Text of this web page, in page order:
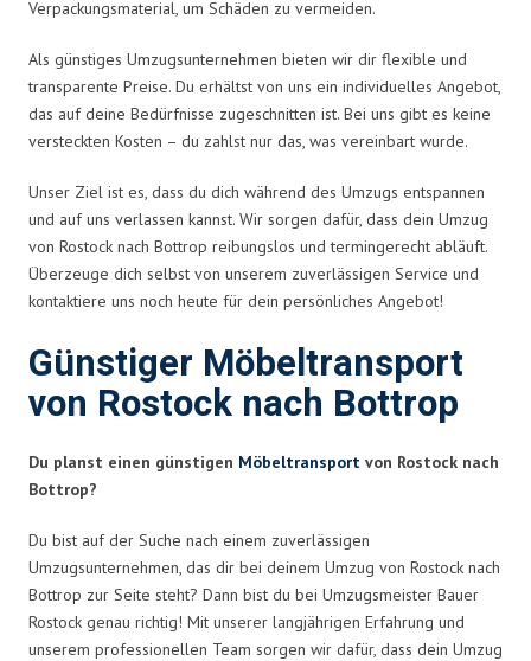
Verpackungsmaterial, um Schäden zu vermeiden.
Als günstiges Umzugsunternehmen bieten wir dir flexible und
transparente Preise. Du erhältst von uns ein individuelles Angebot,
das auf deine Bedürfnisse zugeschnitten ist. Bei uns gibt es keine
versteckten Kosten – du zahlst nur das, was vereinbart wurde.
Unser Ziel ist es, dass du dich während des Umzugs entspannen
und auf uns verlassen kannst. Wir sorgen dafür, dass dein Umzug
von Rostock nach Bottrop reibungslos und termingerecht abläuft.
Überzeuge dich selbst von unserem zuverlässigen Service und
kontaktiere uns noch heute für dein persönliches Angebot!
Günstiger Möbeltransport
von Rostock nach Bottrop
Du planst einen günstigen Möbeltransport von Rostock nach
Bottrop?
Du bist auf der Suche nach einem zuverlässigen
Umzugsunternehmen, das dir bei deinem Umzug von Rostock nach
Bottrop zur Seite steht? Dann bist du bei Umzugsmeister Bauer
Rostock genau richtig! Mit unserer langjährigen Erfahrung und
unserem professionellen Team sorgen wir dafür, dass dein Umzug